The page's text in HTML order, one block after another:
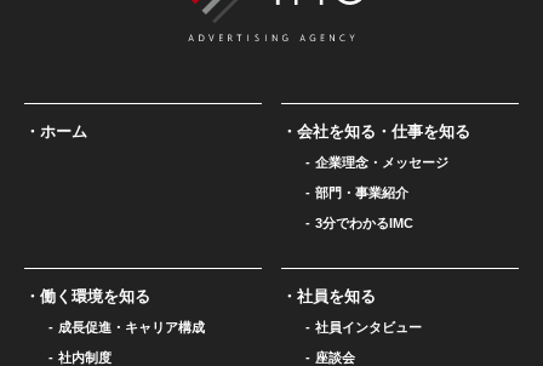
ホーム 会社を知る・仕事を知る
企業理念・メッセージ
部門・事業紹介
3分でわかるIMC
働く環境を知る
成長促進・キャリア構成
社内制度
社員を知る
社員インタビュー
座談会